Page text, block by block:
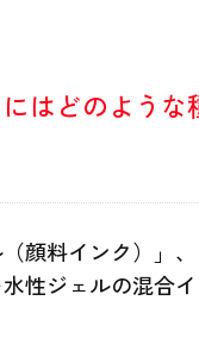
はどのような
顔料インク）」
水性ジェルの混合